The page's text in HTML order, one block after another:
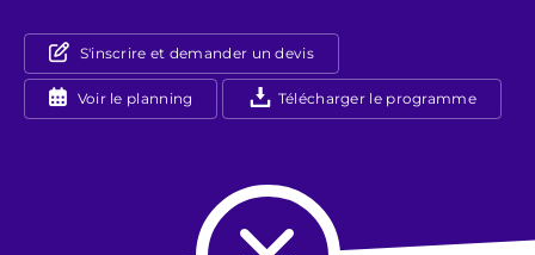
S'inscrire et demander un devis
Voir le planning Télécharger le programme